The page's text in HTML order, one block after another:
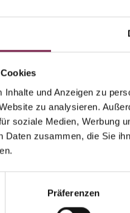
und Anzeigen zu
zu analysieren.
soziale Medien, Werbung
Daten zusammen, die Sie
Präferenzen